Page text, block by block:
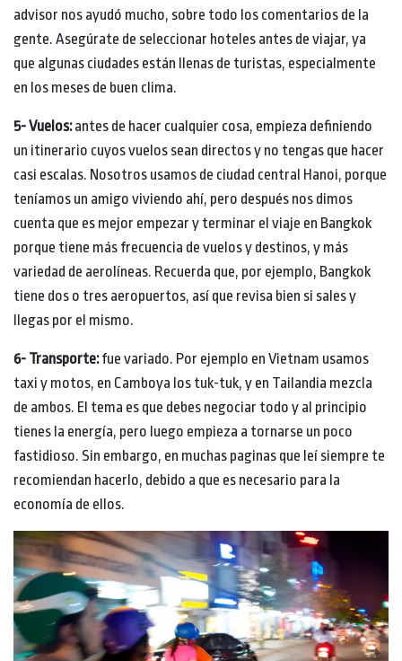
advisor nos ayudó mucho, sobre todo los comentarios de la
gente. Asegúrate de seleccionar hoteles antes de viajar, ya
que algunas ciudades están llenas de turistas, especialmente
en los meses de buen clima.
5- Vuelos:antes de hacer cualquier cosa, empieza definiendo
un itinerario cuyos vuelos sean directos y no tengas que hacer
casi escalas. Nosotros usamos de ciudad central Hanoi, porque
teníamos un amigo viviendo ahí, pero después nos dimos
cuenta que es mejor empezar y terminar el viaje en Bangkok
porque tiene más frecuencia de vuelos y destinos, y más
variedad de aerolíneas. Recuerda que, por ejemplo, Bangkok
tiene dos o tres aeropuertos, así que revisa bien si sales y
llegas por el mismo.
6- Transporte:fue variado. Por ejemplo en Vietnam usamos
taxi y motos, en Camboya los tuk-tuk, y en Tailandia mezcla
de ambos. El tema es que debes negociar todo y al principio
tienes la energía, pero luego empieza a tornarse un poco
fastidioso. Sin embargo, en muchas paginas que leí siempre te
recomiendan hacerlo, debido a que es necesario para la
economía de ellos.